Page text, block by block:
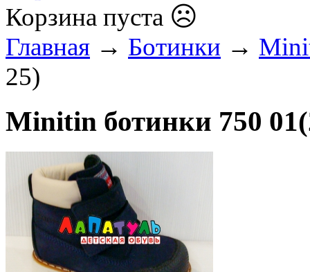
Корзина пуста ☹
Главная → Ботинки →
25)
Minitin ботинки 750